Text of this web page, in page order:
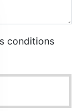
conditions